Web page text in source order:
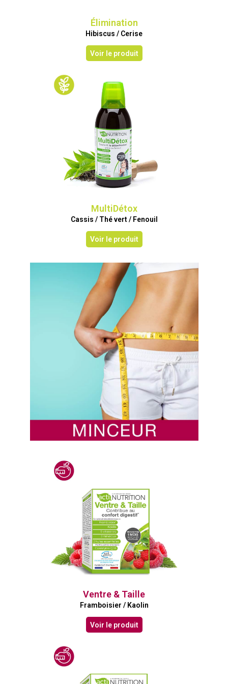
Élimination
Hibiscus / Cerise
Voir le produit
MultiDétox
Cassis / Thé vert / Fenouil
Voir le produit
Ventre & Taille
Framboisier / Kaolin
Voir le produit